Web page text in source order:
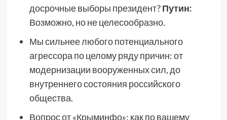
досрочные выборы президент?Путин:
Возможно, но не целесообразно.
Мы сильнее любого потенциального
агрессора по целому ряду причин: от
модернизации вооруженных сил, до
внутреннего состояния российского
общества.
Вопрос от «Крыминфо»: как по вашему